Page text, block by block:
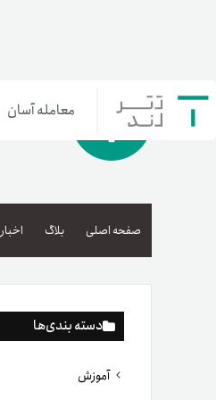
معامله آسان
صفحه اصلی بلاگ اخبار
دسته بندی‌ها
آموزش